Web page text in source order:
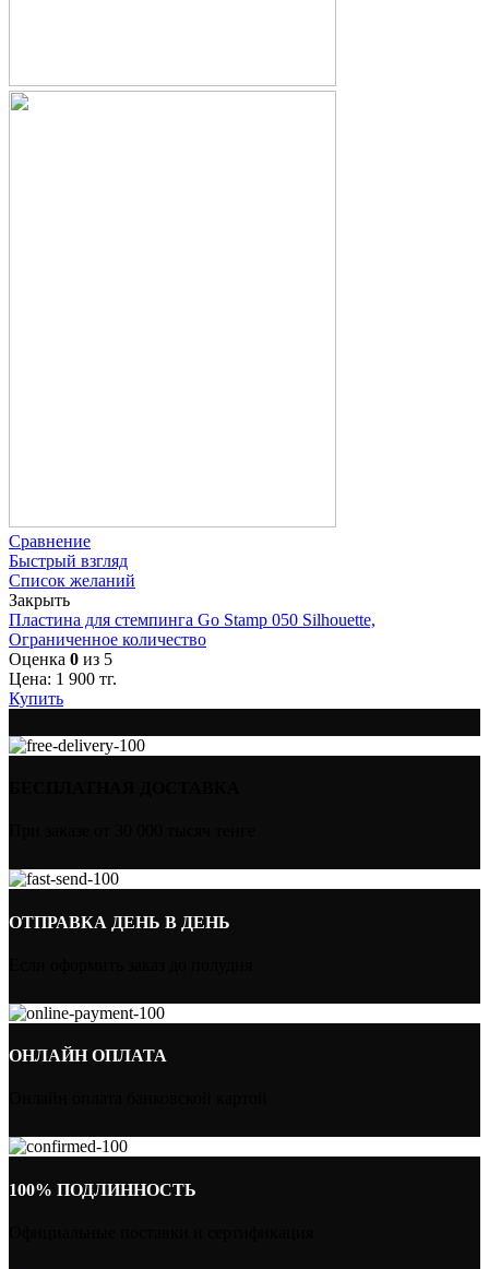
Сравнение
Быстрый взгляд
Список желаний
Закрыть
Пластина для стемпинга Go Stamp 050 Silhouette,
Ограниченное количество
Оценка 0 из 5
Цена: 1 900 тг.
Купить
ОТПРАВКА ДЕНЬ В ДЕНЬ
ОНЛАЙН ОПЛАТА
100% ПОДЛИННОСТЬ